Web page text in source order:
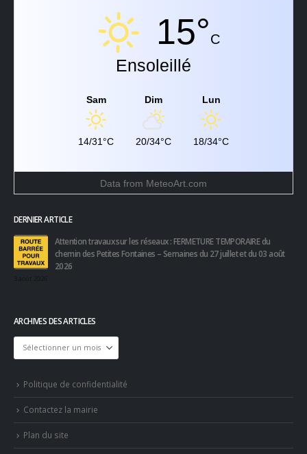
15°C
Ensoleillé
Sam
14/31°C
Dim
20/34°C
Lun
18/34°C
Data from MeteoArt.com
DERNIER ARTICLE
Attention travaux sur les réseaux : FERMETURE TEMPORAIRE du
chemin des Petites Fontaines – Semaines du 27 juillet et du 03 août
2026
ARCHIVES DES ARTICLES
Archives
des
Politique de confidentialité
Contactez la mairie
Plan du site